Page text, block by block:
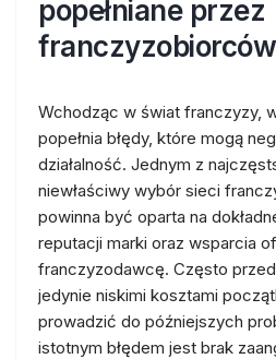
popełniane przez
franczyzobiorców
Wchodząc w świat franczyzy,
popełnia błędy, które mogą
działalność. Jednym z
niewłaściwy wybór sieci
powinna być oparta na
reputacji marki oraz wsparcia
franczyzodawcę. Często
jedynie niskimi kosztami
prowadzić do późniejszych
istotnym błędem jest brak